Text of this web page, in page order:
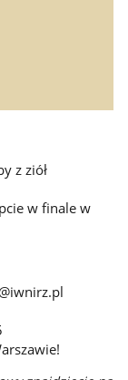
z ziół
w finale w